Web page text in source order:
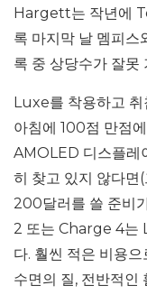
Hargett는 작년에
록 마지막 날 멤피
록 중 상당수가 잘못
Luxe를 착용하고 취
아침에 100점 만점
AMOLED 디스플레
히 찾고 있지 않다면
200달러를 쓸 준비
2 또는 Charge 4는
다. 훨씬 적은 비용
수면의 질, 전반적인